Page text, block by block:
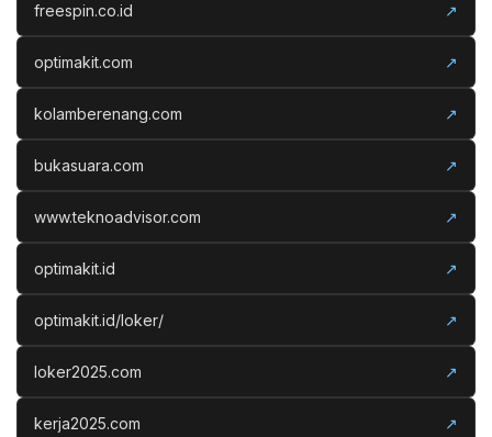
freespin.co.id ↗
optimakit.com ↗
kolamberenang.com ↗
bukasuara.com ↗
www.teknoadvisor.com ↗
optimakit.id ↗
optimakit.id/loker/ ↗
loker2025.com ↗
kerja2025.com ↗